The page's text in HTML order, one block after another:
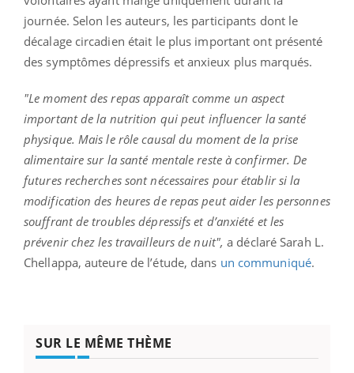
journée. Selon les auteurs, les participants dont le
décalage circadien était le plus important ont présenté
des symptômes dépressifs et anxieux plus marqués.
"Le moment des repas apparaît comme un aspect
important de la nutrition qui peut influencer la santé
physique. Mais le rôle causal du moment de la prise
alimentaire sur la santé mentale reste à confirmer. De
futures recherches sont nécessaires pour établir si la
modification des heures de repas peut aider les personnes
souffrant de troubles dépressifs et d’anxiété et les
prévenir chez les travailleurs de nuit", a déclaré Sarah L.
Chellappa, auteure de l’étude, dans un communiqué.
SUR LE MÊME THÈME